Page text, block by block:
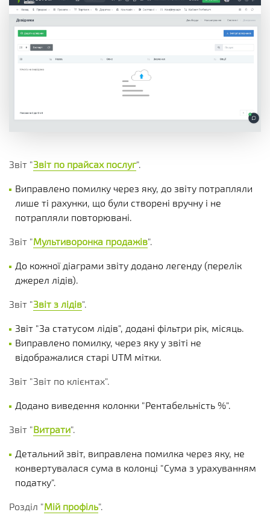
Звіт "Звіт по прайсах послуг".
Виправлено помилку через яку, до звіту потрапляли
лише ті рахунки, що були створені вручну і не
потрапляли повторювані.
Звіт "Мультиворонка продажів".
До кожної діаграми звіту додано легенду (перелік
джерел лідів).
Звіт "Звіт з лідів".
Звіт "За статусом лідів", додані фільтри рік, місяць.
Виправлено помилку, через яку у звіті не
відображалися старі UTM мітки.
Звіт "Звіт по клієнтах".
Додано виведення колонки "Рентабельність %".
Звіт "Витрати".
Детальний звіт, виправлена помилка через яку, не
конвертувалася сума в колонці "Сума з урахуванням
податку".
Розділ "Мій профіль".